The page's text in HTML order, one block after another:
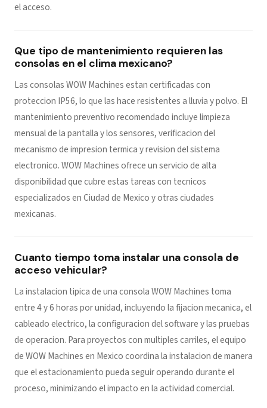
el acceso.
Que tipo de mantenimiento requieren las
consolas en el clima mexicano?
Las consolas WOW Machines estan certificadas con
proteccion IP56, lo que las hace resistentes a lluvia y polvo. El
mantenimiento preventivo recomendado incluye limpieza
mensual de la pantalla y los sensores, verificacion del
mecanismo de impresion termica y revision del sistema
electronico. WOW Machines ofrece un servicio de alta
disponibilidad que cubre estas tareas con tecnicos
especializados en Ciudad de Mexico y otras ciudades
mexicanas.
Cuanto tiempo toma instalar una consola de
acceso vehicular?
La instalacion tipica de una consola WOW Machines toma
entre 4 y 6 horas por unidad, incluyendo la fijacion mecanica, el
cableado electrico, la configuracion del software y las pruebas
de operacion. Para proyectos con multiples carriles, el equipo
de WOW Machines en Mexico coordina la instalacion de manera
que el estacionamiento pueda seguir operando durante el
proceso, minimizando el impacto en la actividad comercial.